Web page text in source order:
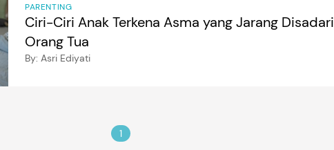
PARENTING
Ciri-Ciri Anak Terkena Asma yang Jarang Disadari
Orang Tua
By: Asri Ediyati
1